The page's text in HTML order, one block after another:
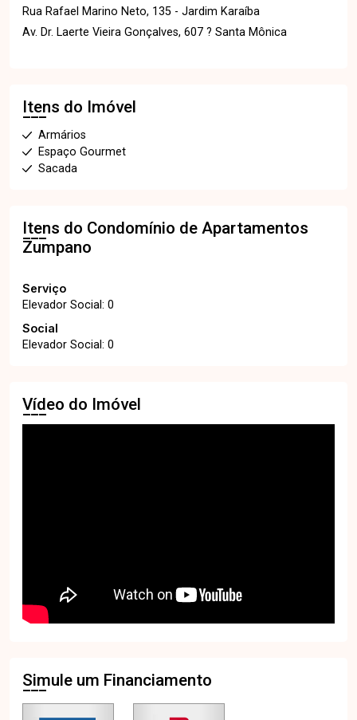
Rua Rafael Marino Neto, 135 - Jardim Karaíba
Av. Dr. Laerte Vieira Gonçalves, 607 ? Santa Mônica
Itens do Imóvel
Armários
Espaço Gourmet
Sacada
Itens do Condomínio de Apartamentos
Zumpano
Serviço
Elevador Social: 0
Social
Elevador Social: 0
Vídeo do Imóvel
Simule um Financiamento